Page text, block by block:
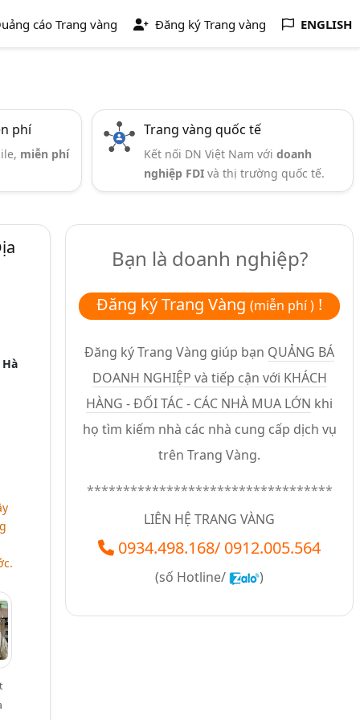
cáo Trang vàng Đăng ký Trang vàng ENGLISH
phí
miễn phí
Trang vàng quốc tế
Kết nối DN Việt Nam vớidoanh
nghiệp FDI và thị trường quốc tế.
Hà
Bạn là doanh nghiệp?
Đăng ký Trang Vàng(miễn phí ) !
Đăng ký Trang Vàng giúp bạn QUẢNG BÁ
DOANH NGHIỆP và tiếp cận với KHÁCH
HÀNG - ĐỐI TÁC - CÁC NHÀ MUA LỚN khi
họ tìm kiếm nhà các nhà cung cấp dịch vụ
trên Trang Vàng.
**********************************
LIÊN HỆ TRANG VÀNG
0934.498.168/ 0912.005.564
(số Hotline/ )